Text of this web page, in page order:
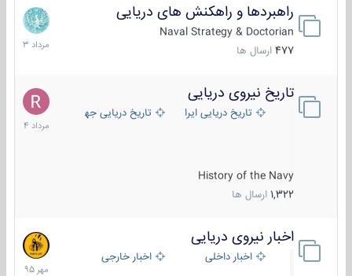
راهبردها و راهکنش های دریایی
Naval Strategy & Doctorian
477 ارسال ها
2
مرداد
1403
تاریخ نیروی دریایی
تاریخ دریایی ایران تاریخ دریایی جهان
History of the Navy
1,322 ارسال ها
16
مرداد
1404
اخبار نیروی دریایی
اخبار داخلی اخبار خارجی
27
مهر
1395